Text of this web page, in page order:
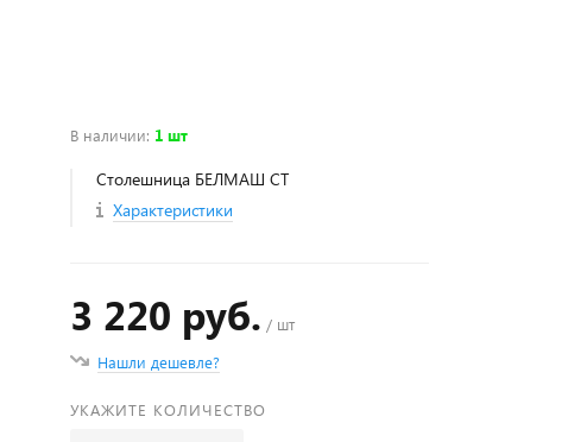
В наличии: 1 шт
Столешница БЕЛМАШ СТ
Характеристики
3 220 руб. / шт
Нашли дешевле?
УКАЖИТЕ КОЛИЧЕСТВО